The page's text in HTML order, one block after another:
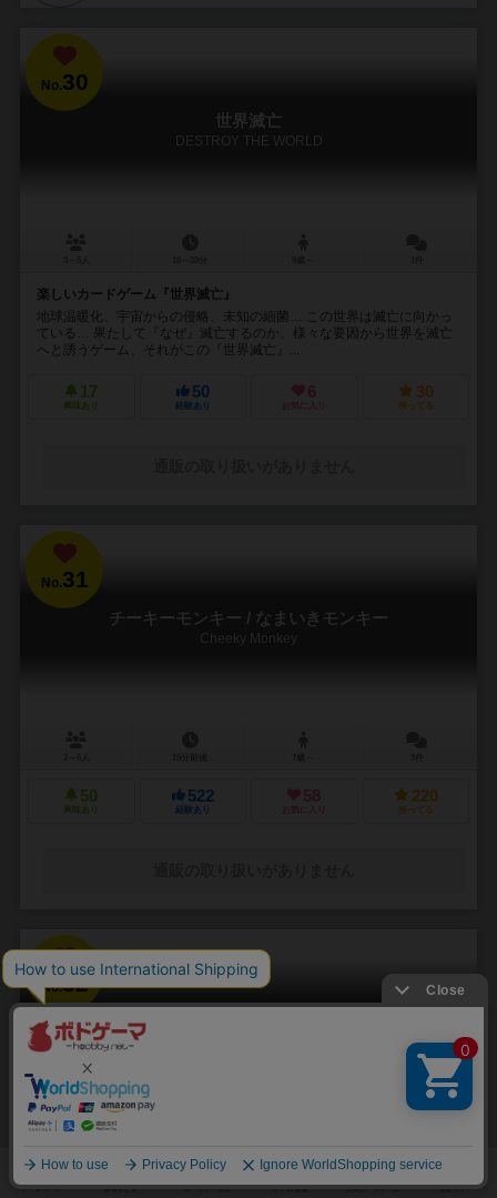
No.30
世界滅亡
DESTROY THE WORLD
楽しいカードゲーム『世界滅亡』
地球温暖化、宇宙からの侵略、未知の細菌… この世界は滅亡に向かっ
ている… 果たして『なぜ』滅亡するのか、様々な要因から世界を滅亡
へと誘うゲーム、それがこの『世界滅亡』...
17
興味あり
50
経験あり
6
お気に入り
30
持ってる
No.31
チーキーモンキー / なまいきモンキー
Cheeky Monkey
50
興味あり
522
経験あり
58
お気に入り
220
持ってる
No.32
2～6人 10～20分 5歳～ 4件